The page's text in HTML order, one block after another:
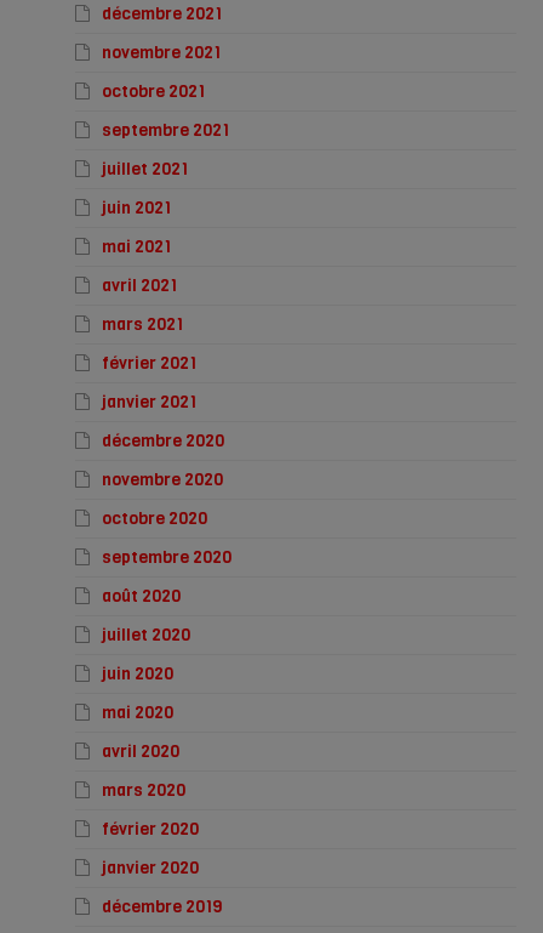
décembre 2021
novembre 2021
octobre 2021
septembre 2021
juillet 2021
juin 2021
mai 2021
avril 2021
mars 2021
février 2021
janvier 2021
décembre 2020
novembre 2020
octobre 2020
septembre 2020
août 2020
juillet 2020
juin 2020
mai 2020
avril 2020
mars 2020
février 2020
janvier 2020
décembre 2019